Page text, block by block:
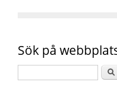
Sök på